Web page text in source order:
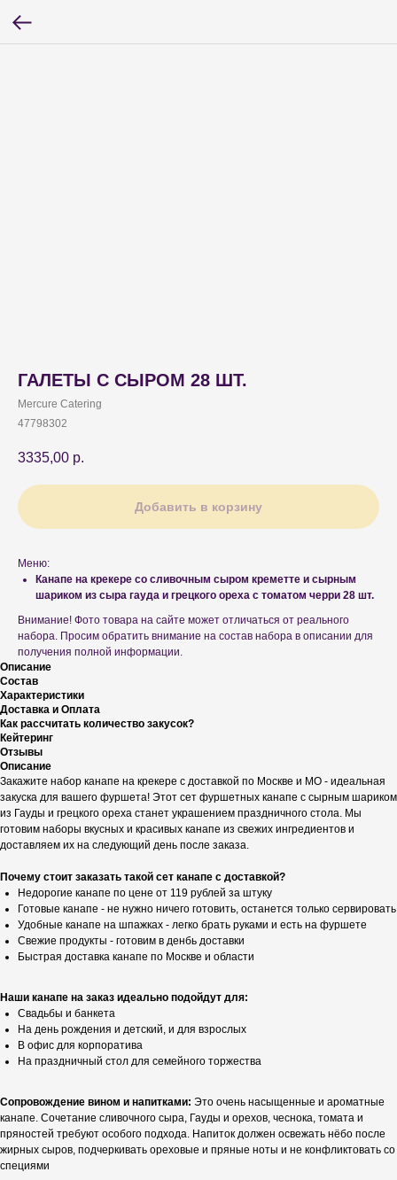
ГАЛЕТЫ С СЫРОМ 28 ШТ.
Mercure Catering
47798302
3335,00 р.
Добавить в корзину
Меню:
Канапе на крекере со сливочным сыром креметте и сырным
шариком из сыра гауда и грецкого ореха с томатом черри 28 шт.
Внимание! Фото товара на сайте может отличаться от реального
набора. Просим обратить внимание на состав набора в описании для
получения полной информации.
Описание
Состав
Характеристики
Доставка и Оплата
Как рассчитать количество закусок?
Кейтеринг
Отзывы
Описание
Закажите набор канапе на крекере с доставкой по Москве и МО - идеальная
закуска для вашего фуршета! Этот сет фуршетных канапе с сырным шариком
из Гауды и грецкого ореха станет украшением праздничного стола. Мы
готовим наборы вкусных и красивых канапе из свежих ингредиентов и
доставляем их на следующий день после заказа.
Почему стоит заказать такой сет канапе с доставкой?
Недорогие канапе по цене от 119 рублей за штуку
Готовые канапе - не нужно ничего готовить, останется только сервировать
Удобные канапе на шпажках - легко брать руками и есть на фуршете
Свежие продукты - готовим в денбь доставки
Быстрая доставка канапе по Москве и области
Наши канапе на заказ идеально подойдут для:
Свадьбы и банкета
На день рождения и детский, и для взрослых
В офис для корпоратива
На праздничный стол для семейного торжества
Сопровождение вином и напитками: Это очень насыщенные и ароматные
канапе. Сочетание сливочного сыра, Гауды и орехов, чеснока, томата и
пряностей требуют особого подхода. Напиток должен освежать нёбо после
жирных сыров, подчеркивать ореховые и пряные ноты и не конфликтовать со
специями